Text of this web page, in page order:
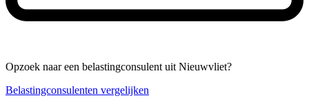
Opzoek naar een belastingconsulent uit Nieuwvliet?
Belastingconsulenten vergelijken